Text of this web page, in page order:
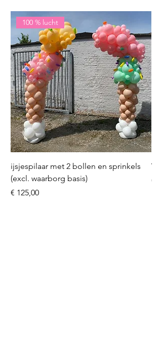
100 % lucht
ijsjespilaar met 2 bollen en sprinkels
(excl. waarborg basis)
Prijs
€ 125,00
Prijs
€